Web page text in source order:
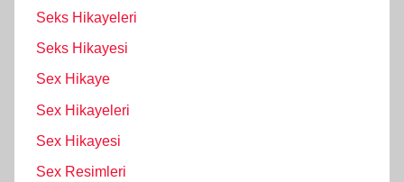
Seks Hikayeleri
Seks Hikayesi
Sex Hikaye
Sex Hikayeleri
Sex Hikayesi
Sex Resimleri